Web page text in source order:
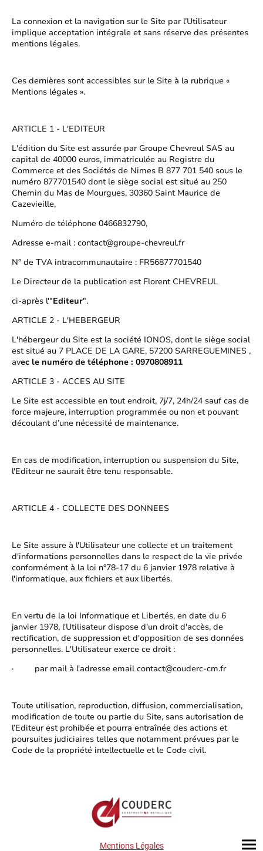
La connexion et la navigation sur le Site par l’Utilisateur
implique acceptation intégrale et sans réserve des présentes
mentions légales.
Ces dernières sont accessibles sur le Site à la rubrique «
Mentions légales ».
ARTICLE 1 - L'EDITEUR
L'édition du Site est assurée par Groupe Chevreul SAS au
capital de 40000 euros, immatriculée au Registre du
Commerce et des Sociétés de Nimes B 877 701 540 sous le
numéro 877701540 dont le siège social est situé au 250
Chemin du Mas de Mourgues, 30360 Saint Maurice de
Cazevieille,
Numéro de téléphone 0466832790,
Adresse e-mail : contact@groupe-chevreul.fr
N° de TVA intracommunautaire : FR56877701540
Le Directeur de la publication est Florent CHEVREUL
ci-après l'"Editeur".
ARTICLE 2 - L'HEBERGEUR
L'hébergeur du Site est la société IONOS, dont le siège social
est situé au 7 PLACE DE LA GARE, 57200 SARREGUEMINES ,
avec le numéro de téléphone : 0970808911
ARTICLE 3 - ACCES AU SITE
Le Site est accessible en tout endroit, 7j/7, 24h/24 sauf cas de
force majeure, interruption programmée ou non et pouvant
découlant d’une nécessité de maintenance.
En cas de modification, interruption ou suspension du Site,
l'Editeur ne saurait être tenu responsable.
ARTICLE 4 - COLLECTE DES DONNEES
Le Site assure à l'Utilisateur une collecte et un traitement
d'informations personnelles dans le respect de la vie privée
conformément à la loi n°78-17 du 6 janvier 1978 relative à
l'informatique, aux fichiers et aux libertés.
En vertu de la loi Informatique et Libertés, en date du 6
janvier 1978, l'Utilisateur dispose d'un droit d'accès, de
rectification, de suppression et d'opposition de ses données
personnelles. L'Utilisateur exerce ce droit :
· par mail à l'adresse email contact@couderc-cm.fr
Toute utilisation, reproduction, diffusion, commercialisation,
modification de toute ou partie du Site , sans autorisation de
l’Editeur est prohibée et pourra entraînée des actions et
poursuites judiciaires telles que notamment prévues par le
Code de la propriété intellectuelle et le Code civil.
Mentions Légales